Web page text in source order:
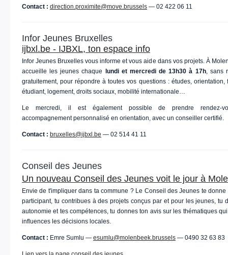
Contact : direction.proximite@move.brussels — 02 422 06 11
Infor Jeunes Bruxelles
ijbxl.be - IJBXL, ton espace info
Infor Jeunes Bruxelles vous informe et vous aide dans vos projets. À
accueille les jeunes chaque
lundi et mercredi de 13h30 à 17h, sans
gratuitement, pour répondre à toutes vos questions : études, orientation,
étudiant, logement, droits sociaux, mobilité internationale…
Le mercredi, il est également possible de prendre rendez-
accompagnement personnalisé en orientation, avec un conseiller certifié.
Contact : bruxelles@ijbxl.be — 02 514 41 11
Conseil des Jeunes
Un nouveau Conseil des Jeunes voit le jour à
Envie de t'impliquer dans ta commune ? Le Conseil des Jeunes te
participant, tu contribues à des projets conçus par et pour les jeunes, tu
autonomie et tes compétences, tu donnes ton avis sur les thématiques
influences les décisions locales.
Contact : Emre Sumlu — esumlu@molenbeek.brussels — 0490 32 63 83